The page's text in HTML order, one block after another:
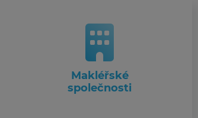
Makléřské
společnosti